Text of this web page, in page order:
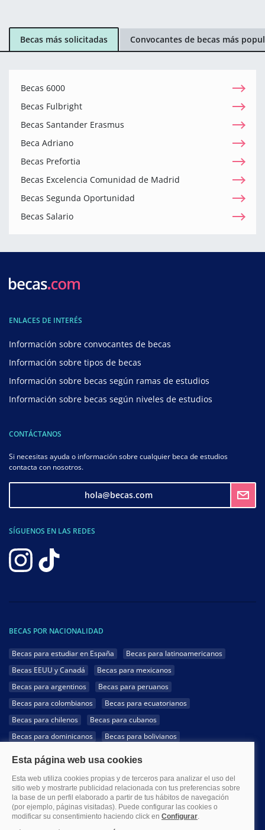
Becas más solicitadas Convocantes de becas más
Becas 6000
Becas Fulbright
Becas Santander Erasmus
Beca Adriano
Becas Prefortia
Becas Excelencia Comunidad de Madrid
Becas Segunda Oportunidad
Becas Salario
ENLACES DE INTERÉS
Información sobre convocantes de becas
Información sobre tipos de becas
Información sobre becas según ramas de estudios
Información sobre becas según niveles de estudios
CONTÁCTANOS
Si necesitas ayuda o información sobre cualquier beca de estudios
contacta con nosotros.
hola@becas.com
SÍGUENOS EN LAS REDES
BECAS POR NACIONALIDAD
Becas para estudiar en España
Becas para latinoamericanos
Becas EEUU y Canadá
Becas para mexicanos
Becas para argentinos
Becas para peruanos
Becas para colombianos
Becas para ecuatorianos
Becas para chilenos
Becas para cubanos
Becas para dominicanos
Becas para bolivianos
Becas para hondureños
Becas para paraguayos
Becas para uruguayos
Becas para salvadoreños